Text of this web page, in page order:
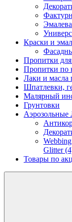
Краски и
Пропитки
Пропитки по
Лаки и масла
Шпатлевки,
Малярный
Грунтовки
Glitter
Товары по